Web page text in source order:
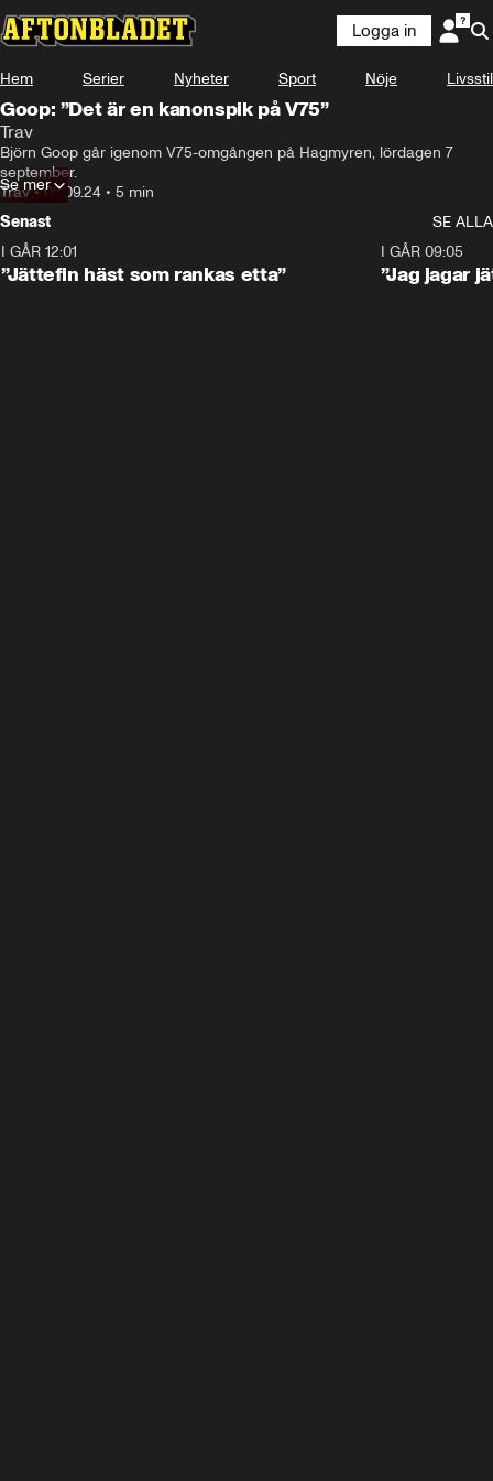
Logga in
Hem Serier Nyheter Sport Nöje Livsstil
Goop: ”Det är en kanonspik på V75”
Trav
Björn Goop går igenom V75-omgången på Hagmyren, lördagen 7
september.
Trav•06.09.24 • 5 min
Se mer
Senast
SE ALLA
I GÅR 12:01
”Jättefin häst som rankas etta”
I GÅR 09:05
”Jag jagar